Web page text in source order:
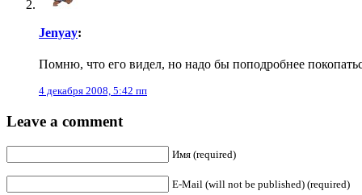
Jenyay:
Помню, что его видел, но надо бы поподробнее
4 декабря 2008, 5:42 пп
Leave a comment
Имя (required)
E-Mail (will not be published) (required)